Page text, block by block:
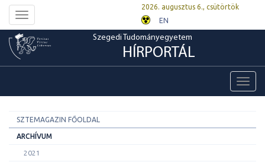
Toggle
navigation
2026. augusztus 6., csütörtök
EN
Szegedi Tudományegyetem
HÍRPORTÁL
SZTEMAGAZIN FŐOLDAL
ARCHÍVUM
2021